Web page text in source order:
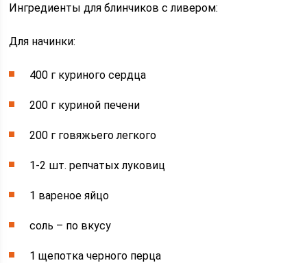
Ингредиенты для блинчиков с ливером:
Для начинки:
400 г куриного сердца
200 г куриной печени
200 г говяжьего легкого
1-2 шт. репчатых луковиц
1 вареное яйцо
соль – по вкусу
1 щепотка черного перца